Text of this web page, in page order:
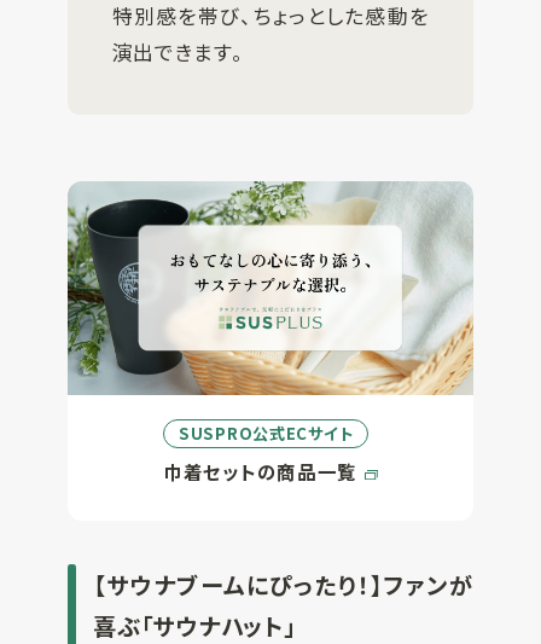
特別感を帯び、ちょっとした感動を
演出できます。
SUSPRO公式ECサイト
巾着セットの商品一覧
【サウナブームにぴったり！】ファンが
喜ぶ「サウナハット」